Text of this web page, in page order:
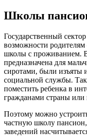
Школы
Государственный
возможности родителям
школы с проживанием.
предназначена для
сиротами, были изъяты
социальной службы.
поместить ребенка в
гражданами страны или
Поэтому можно
частную школу
заведений